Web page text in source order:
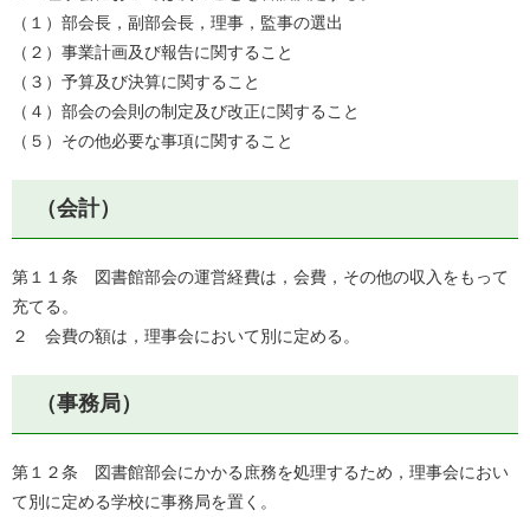
（１）部会長，副部会長，理事，監事の選出
（２）事業計画及び報告に関すること
（３）予算及び決算に関すること
（４）部会の会則の制定及び改正に関すること
（５）その他必要な事項に関すること
（会計）
第１１条 図書館部会の運営経費は，会費，その他の収入をもって
充てる。
２ 会費の額は，理事会において別に定める。
（事務局）
第１２条 図書館部会にかかる庶務を処理するため，理事会におい
て別に定める学校に事務局を置く。